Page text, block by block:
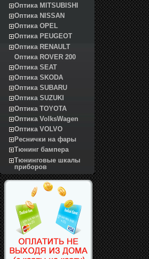
Оптика MITSUBISHI
Оптика NISSAN
Оптика OPEL
Оптика PEUGEOT
Оптика RENAULT
Оптика ROVER 200
Оптика SEAT
Оптика SKODA
Оптика SUBARU
Оптика SUZUKI
Оптика TOYOTA
Оптика VolksWagen
Оптика VOLVO
Реснички на фары
Тюнинг бампера
Тюнинговые шкалы
приборов